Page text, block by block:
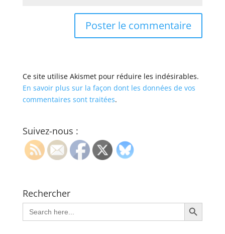
Ce site utilise Akismet pour réduire les indésirables.
En savoir plus sur la façon dont les données de vos
commentaires sont traitées.
Suivez-nous :
Rechercher
Search
for:
Search Button